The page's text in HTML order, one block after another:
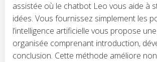
assistée où le chatbot Leo vous aide à
idées. Vous fournissez simplement les
l’intelligence artificielle vous propose
organisée comprenant introduction,
conclusion. Cette méthode améliore